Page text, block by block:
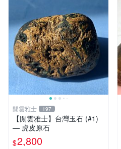
閒雲雅士 197
【閒雲雅士】台灣玉石 (#1)
— 虎皮原石
$2,800